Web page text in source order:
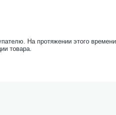
На протяжении этого
товара.